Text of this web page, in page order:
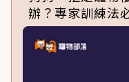
辦？專家訓練法